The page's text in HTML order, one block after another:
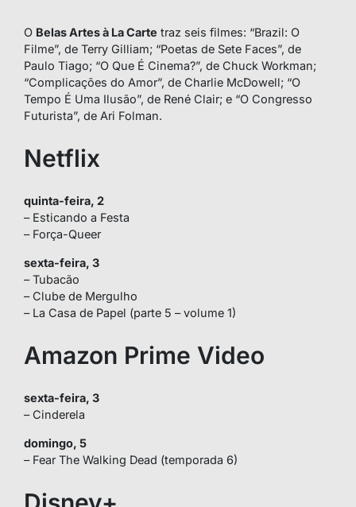
O Belas Artes à La Carte traz seis filmes: “Brazil: O
Filme”, de Terry Gilliam; “Poetas de Sete Faces”, de
Paulo Tiago; “O Que É Cinema?”, de Chuck Workman;
“Complicações do Amor”, de Charlie McDowell; “O
Tempo É Uma Ilusão”, de René Clair; e “O Congresso
Futurista”, de Ari Folman.
Netflix
quinta-feira, 2
– Esticando a Festa
– Força-Queer
sexta-feira, 3
– Tubacão
– Clube de Mergulho
– La Casa de Papel (parte 5 – volume 1)
Amazon Prime Video
sexta-feira, 3
– Cinderela
domingo, 5
– Fear The Walking Dead (temporada 6)